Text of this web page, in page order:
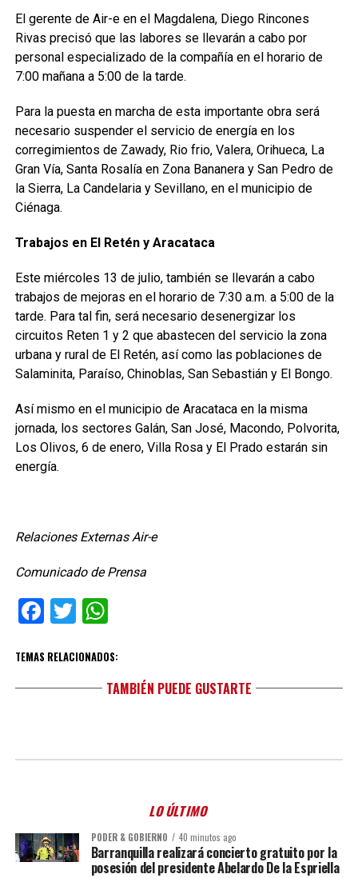
El gerente de Air-e en el Magdalena, Diego Rincones
Rivas precisó que las labores se llevarán a cabo por
personal especializado de la compañía en el horario de
7:00 mañana a 5:00 de la tarde.
Para la puesta en marcha de esta importante obra será
necesario suspender el servicio de energía en los
corregimientos de Zawady, Rio frio, Valera, Orihueca, La
Gran Vía, Santa Rosalía en Zona Bananera y San Pedro de
la Sierra, La Candelaria y Sevillano, en el municipio de
Ciénaga.
Trabajos en El Retén y Aracataca
Este miércoles 13 de julio, también se llevarán a cabo
trabajos de mejoras en el horario de 7:30 a.m. a 5:00 de la
tarde. Para tal fin, será necesario desenergizar los
circuitos Reten 1 y 2 que abastecen del servicio la zona
urbana y rural de El Retén, así como las poblaciones de
Salaminita, Paraíso, Chinoblas, San Sebastián y El Bongo.
Así mismo en el municipio de Aracataca en la misma
jornada, los sectores Galán, San José, Macondo, Polvorita,
Los Olivos, 6 de enero, Villa Rosa y El Prado estarán sin
energía.
Relaciones Externas Air-e
Comunicado de Prensa
Facebook
TwitterWhatsApp
TEMAS RELACIONADOS:
TAMBIÉN PUEDE GUSTARTE
LO ÚLTIMO
PODER & GOBIERNO 40 minutos ago
Barranquilla realizará concierto gratuito por la
posesión del presidente Abelardo De la Espriella